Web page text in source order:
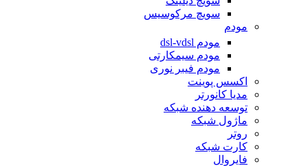
سویچ مرکوسیس
مودم
مودم dsl-vdsl
مودم سیمکارتی
مودم فیبر نوری
اکسس پوینت
مدیا کانورتر
توسعه دهنده شبکه
ماژول شبکه
روتر
کارت شبکه
فایروال